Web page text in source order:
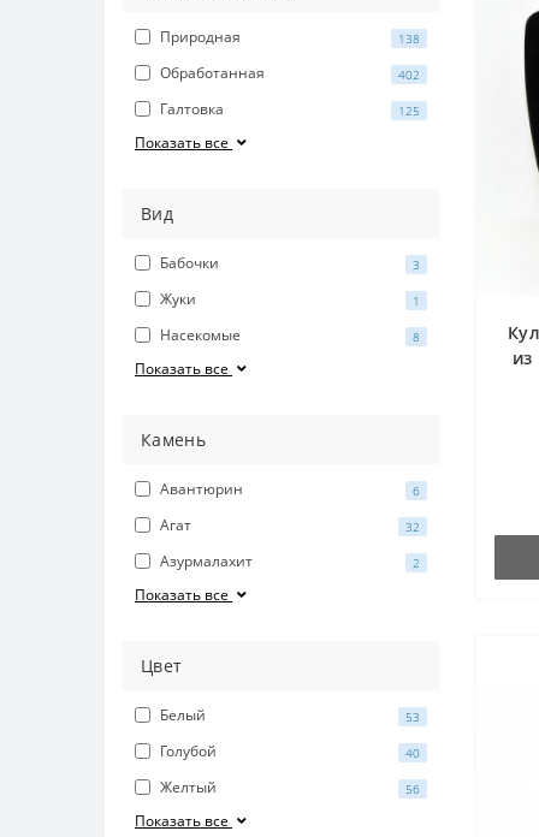
Природная 138
Обработанная 402
Галтовка 125
Показать все
Вид
Бабочки 3
Жуки 1
Насекомые 8
Показать все
Камень
Авантюрин 6
Агат 32
Азурмалахит 2
Показать все
Цвет
Белый 53
Голубой 40
Желтый 56
Показать все
из